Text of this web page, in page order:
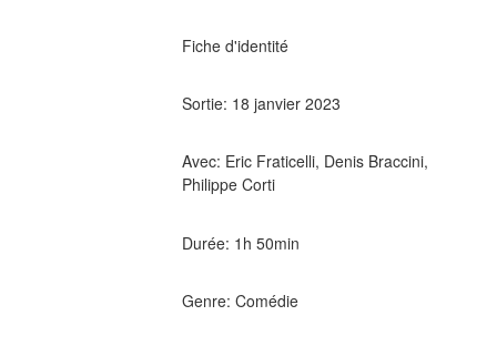
Fiche d'identité
Sortie: 18 janvier 2023
Avec: Eric Fraticelli, Denis Braccini,
Philippe Corti
Durée: 1h 50min
Genre: Comédie